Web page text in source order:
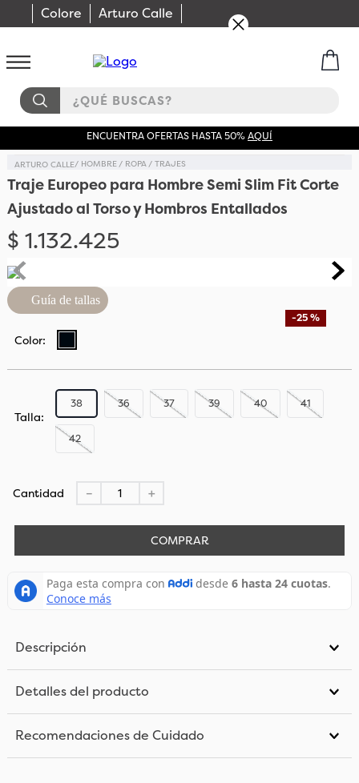
Colore Arturo Calle
¿QUÉ BUSCAS?
ENCUENTRA OFERTAS HASTA 50%AQUÍ
HOMBRE ROPA TRAJES
Traje Europeo para Hombre Semi Slim Fit Corte
Ajustado al Torso y Hombros Entallados
$ 1.132.425
-25 %
Guía de tallas
Talla
36 37
38 39 40 41
42
Cantidad ＋
－
COMPRAR
Descripción
Detalles del producto
Recomendaciones de Cuidado